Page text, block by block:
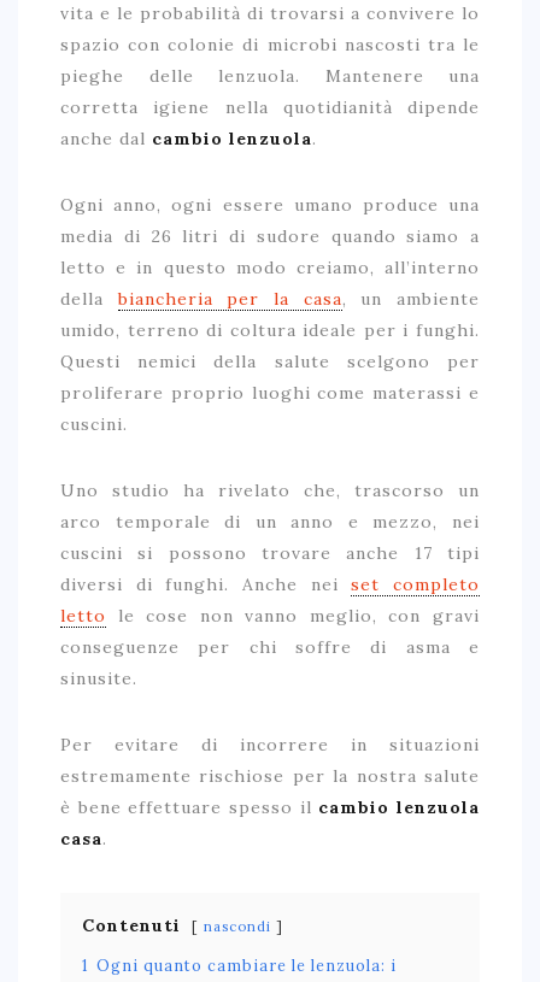
vita e le probabilità di trovarsi a convivere lo
spazio con colonie di microbi nascosti tra le
pieghe delle lenzuola. Mantenere una
corretta igiene nella quotidianità dipende
anche dal cambio lenzuola.
Ogni anno, ogni essere umano produce una
media di 26 litri di sudore quando siamo a
letto e in questo modo creiamo, all’interno
dellabiancheria per la casa, un ambiente
umido, terreno di coltura ideale per i funghi.
Questi nemici della salute scelgono per
proliferare proprio luoghi come materassi e
cuscini.
Uno studio ha rivelato che, trascorso un
arco temporale di un anno e mezzo, nei
cuscini si possono trovare anche 17 tipi
diversi di funghi. Anche neiset completo
letto
le cose non vanno meglio, con gravi
conseguenze per chi soffre di asma e
sinusite.
Per evitare di incorrere in situazioni
estremamente rischiose per la nostra salute
è bene effettuare spesso il cambio lenzuola
casa.
Contenuti nascondi
1 Ogni quanto cambiare le lenzuola: i